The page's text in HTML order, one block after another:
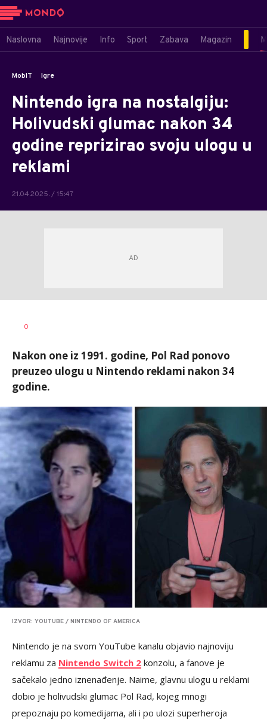
Naslovna Najnovije Info Sport Zabava Magazin
MobIT Igre
Nintendo igra na nostalgiju:
Holivudski glumac nakon 34
godine reprizirao svoju ulogu u
reklami
21.04.2025. / 15:47
AUTOR
0
Nakon one iz 1991. godine, Pol Rad ponovo
preuzeo ulogu u Nintendo reklami nakon 34
godine.
IZVOR: YOUTUBE / NINTENDO OF AMERICA
Nintendo je na svom YouTube kanalu objavio najnoviju
reklamu za Nintendo Switch 2 konzolu, a fanove je
sačekalo jedno iznenađenje. Naime, glavnu ulogu u reklami
dobio je holivudski glumac Pol Rad, kojeg mnogi
prepoznaju po komedijama, ali i po ulozi superheroja